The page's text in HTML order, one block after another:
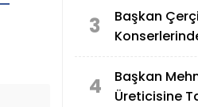
3
Başkan
4
Başkan
Üreticisine